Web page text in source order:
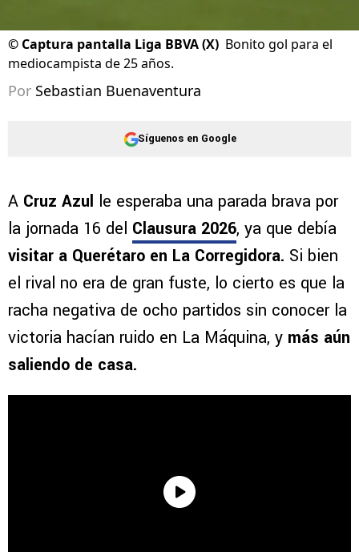
© Captura pantalla Liga BBVA (X) Bonito gol para el
mediocampista de 25 años.
Por Sebastian Buenaventura
Síguenos en Google
A Cruz Azul le esperaba una parada brava por
la jornada 16 del Clausura 2026, ya que debía
visitar a Querétaro en La Corregidora. Si bien
el rival no era de gran fuste, lo cierto es que la
racha negativa de ocho partidos sin conocer la
victoria hacían ruido en La Máquina, y más aún
saliendo de casa.